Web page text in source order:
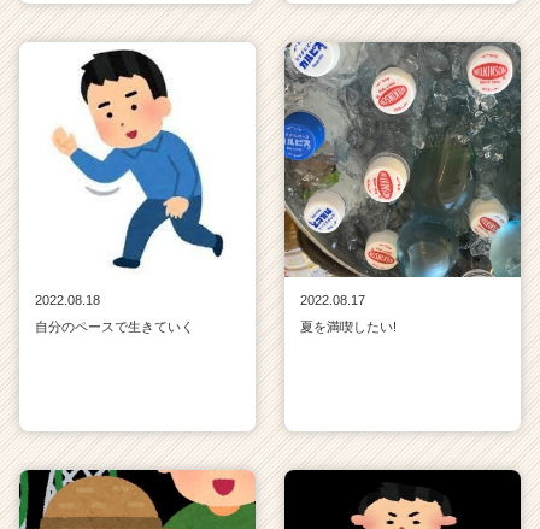
2022.08.18
自分のペースで生きていく
2022.08.17
夏を満喫したい!